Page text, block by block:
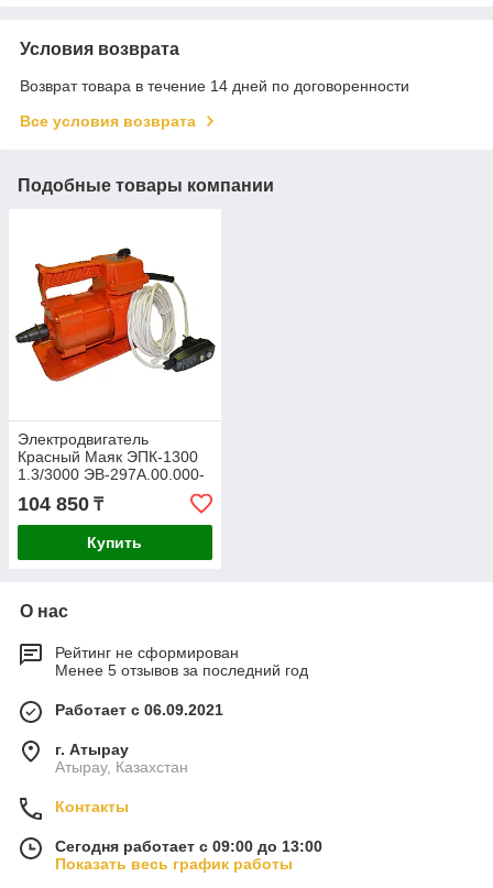
Условия возврата
Возврат товара в течение 14 дней по договоренности
Все условия возврата
Подобные товары компании
Электродвигатель
Красный Маяк ЭПК-1300
1.3/3000 ЭВ-297А.00.000-
104 850 ₸
Купить
О нас
Рейтинг не сформирован
Менее 5 отзывов за последний год
Работает с 06.09.2021
г. Атырау
Атырау, Казахстан
Контакты
Сегодня работает с 09:00 до 13:00
Показать весь график работы